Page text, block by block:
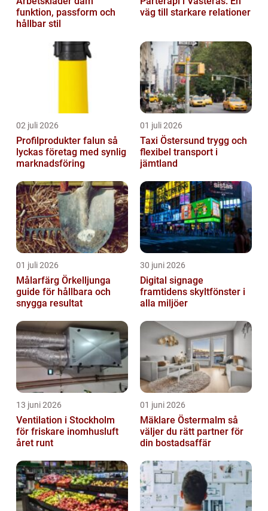
funktion, passform och
hållbar stil
väg till starkare relationer
02 juli 2026
Profilprodukter falun så
lyckas företag med synlig
marknadsföring
01 juli 2026
Taxi Östersund trygg och
flexibel transport i
jämtland
01 juli 2026
Målarfärg Örkelljunga
guide för hållbara och
snygga resultat
30 juni 2026
Digital signage
framtidens skyltfönster i
alla miljöer
13 juni 2026
Ventilation i Stockholm
för friskare inomhusluft
året runt
01 juni 2026
Mäklare Östermalm så
väljer du rätt partner för
din bostadsaffär